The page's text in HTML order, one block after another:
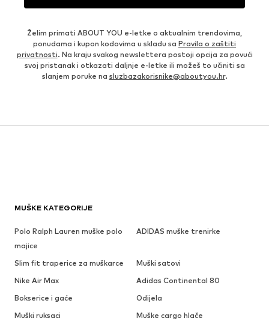
Želim primati ABOUT YOU e-letke o aktualnim trendovima,
ponudama i kupon kodovima u skladu sa Pravila o zaštiti
privatnosti. Na kraju svakog newslettera postoji opcija za povući
svoj pristanak i otkazati daljnje e-letke ili možeš to učiniti sa
slanjem poruke na sluzbazakorisnike@aboutyou.hr.
MUŠKE KATEGORIJE
Polo Ralph Lauren muške polo
majice
ADIDAS muške trenirke
Slim fit traperice za muškarce
Muški satovi
Nike Air Max
Adidas Continental 80
Bokserice i gaće
Odijela
Muški ruksaci
Muške cargo hlače